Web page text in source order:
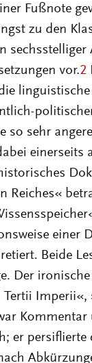
Fußnote
zu den
sechsstelliger
vor.2
so sehr
einerseits
Reiches«
einer
Beide
Der
Imperii«,
Kommentar
er persiflierte